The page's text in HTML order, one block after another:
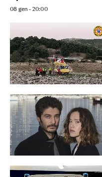
08 gen - 20:00